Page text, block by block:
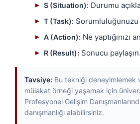
► S (Situation): Durumu
► T (Task):
► A (Action): Ne yaptığınızı
► R (Result): Sonucu paylaşın.
Tavsiye: Bu tekniği deneyimlemek
mülakat örneği yaşamak için
Profesyonel Gelişim
danışmanlığı alabilirsiniz.